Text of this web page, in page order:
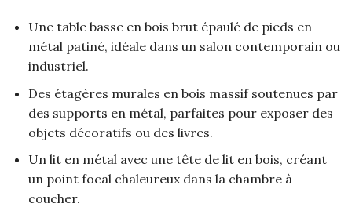
Une table basse en bois brut épaulé de pieds en
métal patiné, idéale dans un salon contemporain ou
industriel.
Des étagères murales en bois massif soutenues par
des supports en métal, parfaites pour exposer des
objets décoratifs ou des livres.
Un lit en métal avec une tête de lit en bois, créant
un point focal chaleureux dans la chambre à
coucher.